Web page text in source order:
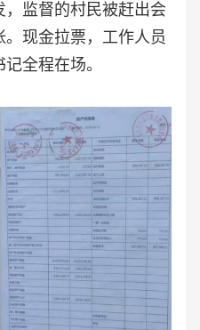
，监督的村民被赶出会
现金拉票，工作人员
记全程在场。